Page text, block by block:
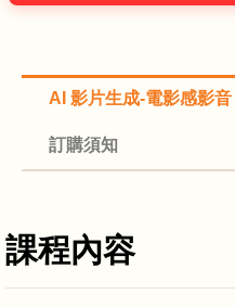
AI 影片生成-電影感影音
訂購須知
課程內容